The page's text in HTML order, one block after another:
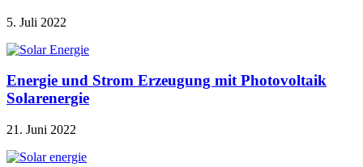
5. Juli 2022
Energie und Strom Erzeugung mit Photovoltaik
Solarenergie
21. Juni 2022